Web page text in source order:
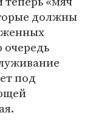
должны
очередь
под